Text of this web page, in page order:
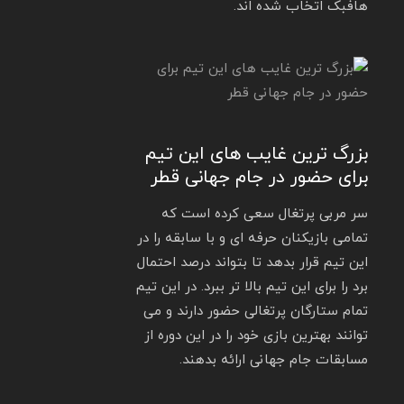
هافبک اتخاب شده اند.
بزرگ ترین غایب های این تیم
برای حضور در جام جهانی قطر
سر مربی پرتغال سعی کرده است که
تمامی بازیکنان حرفه ای و با سابقه را در
این تیم قرار بدهد تا بتواند درصد احتمال
برد را برای این تیم بالا تر ببرد. در این تیم
تمام ستارگان پرتغالی حضور دارند و می
توانند بهترین بازی خود را در این دوره از
مسابقات جام جهانی ارائه بدهند.